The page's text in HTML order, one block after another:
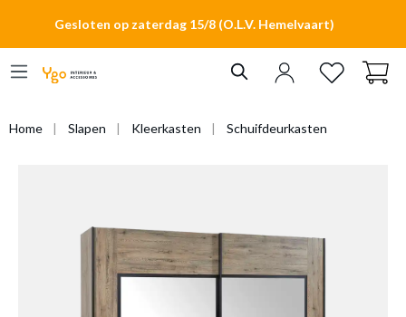
Gesloten op zaterdag 15/8 (O.L.V. Hemelvaart)
Home Slapen Kleerkasten Schuifdeurkasten